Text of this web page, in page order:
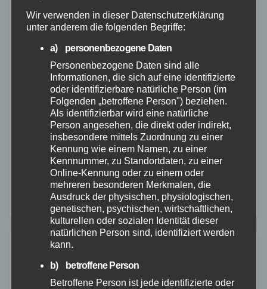
BKA startet Kampagne „Spurlos
Verschwunden“ – Auch Cold Case aus
Rheinland-Pfalz im Fokus
26. MAI 2026
Jedes Jahr werden in Deutschland zehntausende
Kinder und Jugendliche als vermisst gemeldet. Allein
im Jahr 2025 registrierte die Polizei rund 108.900
Vermisstenfälle. Die meisten Betroffenen kehren nach
kurzer Zeit wohlbehalten…
Wir verwenden in dieser Datenschutzerklärung
unter anderem die folgenden Begriffe:
a) personenbezogene Daten
Personenbezogene Daten sind alle
Informationen, die sich auf eine identifizierte
oder identifizierbare natürliche Person (im
Folgenden „betroffene Person") beziehen.
Als identifizierbar wird eine natürliche
Person angesehen, die direkt oder indirekt,
insbesondere mittels Zuordnung zu einer
Kennung wie einem Namen, zu einer
Kennnummer, zu Standortdaten, zu einer
Online-Kennung oder zu einem oder
mehreren besonderen Merkmalen, die
Ausdruck der physischen, physiologischen,
genetischen, psychischen, wirtschaftlichen,
kulturellen oder sozialen Identität dieser
natürlichen Person sind, identifiziert werden
kann.
b) betroffene Person
Betroffene Person ist jede identifizierte oder